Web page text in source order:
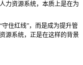
力资源系统，本质上是在为
“守住红线”，而是成为提升管
源系统，正是在这样的背景